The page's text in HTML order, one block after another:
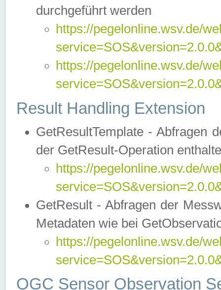
durchgeführt werden
https://pegelonline.wsv.de/
https://pegelonline.wsv.de/
Result Handling Extension
GetResultTemplate - Abfragen
der GetResult-Operation
https://pegelonline.wsv.de/
GetResult - Abfragen der
Metadaten wie bei
https://pegelonline.wsv.de/
OGC Sensor Observation